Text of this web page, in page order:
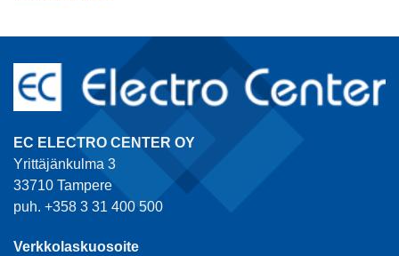
EC ELECTRO CENTER OY
Yrittäjänkulma 3
33710 Tampere
puh. +358 3 31 400 500
Verkkolaskuosoite